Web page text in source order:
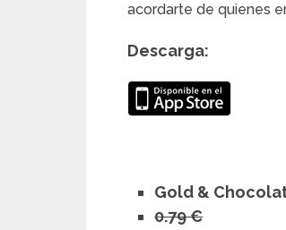
acordarte de quienes
Descarga:
Gold &
0.79 €